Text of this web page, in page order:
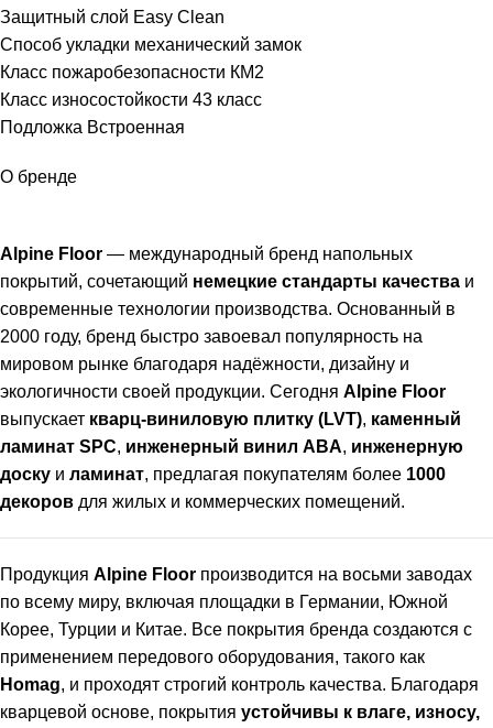
Защитный слой Easy Clean
Способ укладки механический замок
Класс пожаробезопасности КМ2
Класс износостойкости 43 класс
Подложка Встроенная
О бренде
Alpine Floor — международный бренд напольных
покрытий, сочетающий немецкие стандарты качества и
современные технологии производства. Основанный в
2000 году, бренд быстро завоевал популярность на
мировом рынке благодаря надёжности, дизайну и
экологичности своей продукции. Сегодня Alpine Floor
выпускает кварц-виниловую плитку (LVT), каменный
ламинат SPC, инженерный винил ABA, инженерную
доску и ламинат, предлагая покупателям более 1000
декоров для жилых и коммерческих помещений.
Продукция Alpine Floor производится на восьми заводах
по всему миру, включая площадки в Германии, Южной
Корее, Турции и Китае. Все покрытия бренда создаются с
применением передового оборудования, такого как
Homag, и проходят строгий контроль качества. Благодаря
кварцевой основе, покрытия устойчивы к влаге, износу,